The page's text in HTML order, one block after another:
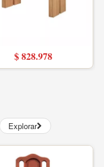
$ 828.978
Explorar